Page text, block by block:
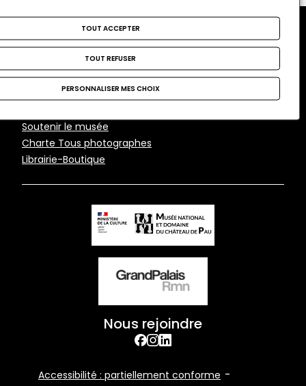
Musée national et
domaine du château de
de
page
Soutenir le musée
Charte Tous photographes
Librairie-Boutique
Nous rejoindre
facebook
Instagram
Bottom
Accessibilité : partiellement conforme
TOUT ACCEPTER
TOUT REFUSER
PERSONNALISER MES CHOIX